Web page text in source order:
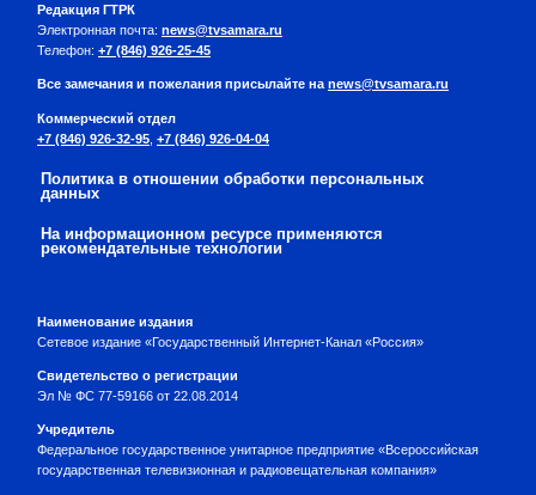
Редакция ГТРК
Электронная почта: news@tvsamara.ru
Телефон: +7 (846) 926-25-45
Все замечания и пожелания присылайте наnews@tvsamara.ru
Коммерческий отдел
+7 (846) 926-32-95 +7 (846) 926-04-04
Политика в отношении обработки персональных
данных
На информационном ресурсе применяются
рекомендательные технологии
Наименование издания
Сетевое издание «Государственный Интернет-Канал «Россия»
Свидетельство о регистрации
Эл № ФС 77-59166 от 22.08.2014
Учредитель
Федеральное государственное унитарное предприятие «Всероссийская
государственная телевизионная и радиовещательная компания»